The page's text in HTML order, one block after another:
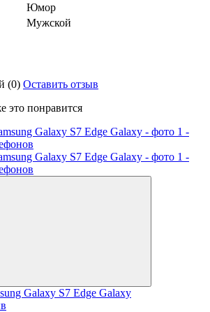
Юмор
Мужской
(0) Оставить отзыв
это понравится
Galaxy S7 Edge Galaxy